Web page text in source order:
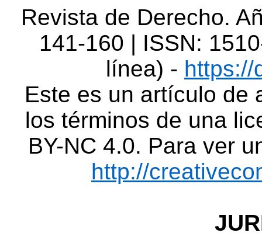
Revista de Derecho.
141-160 | ISSN:
línea) - https://
Este es un artículo de
los términos de una
BY-NC 4.0. Para ver
http://